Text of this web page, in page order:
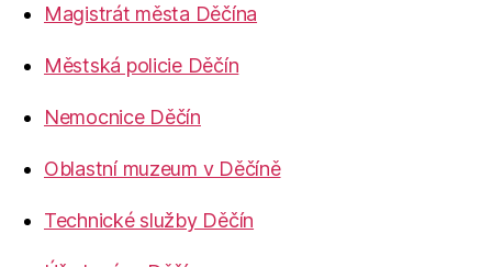
Magistrát města Děčína
Městská policie Děčín
Nemocnice Děčín
Oblastní muzeum v Děčíně
Technické služby Děčín